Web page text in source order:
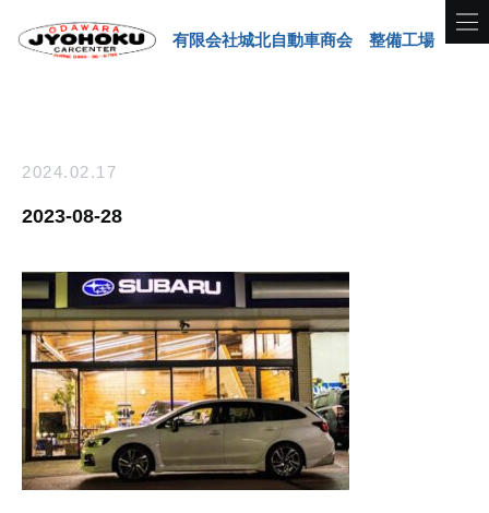
有限会社城北自動車商会 整備工場
2024.02.17
2023-08-28